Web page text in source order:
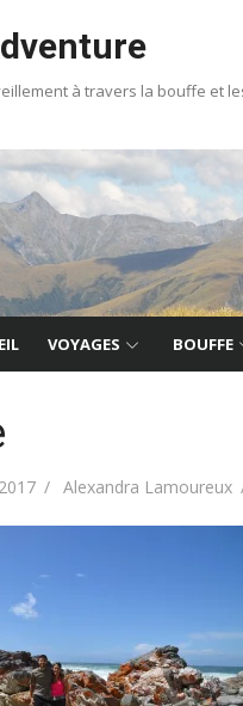
à travers la bouffe et
VOYAGES BOUFFE
Author
Alexandra Lamoureux